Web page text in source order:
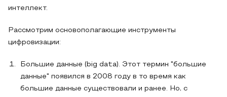
интеллект.
Рассмотрим основополагающие инструменты
цифровизации:
Большие данные (big data). Этот термин "большие
данные" появился в 2008 году в то время как
большие данные существовали и ранее. Но, с